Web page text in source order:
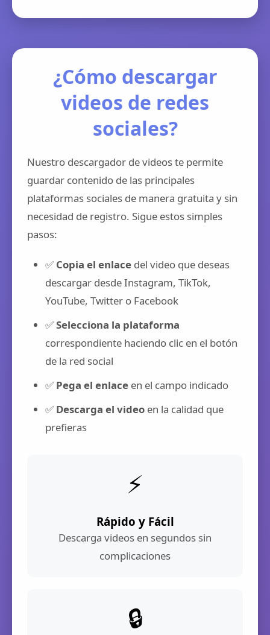
¿Cómo descargar
videos de redes
sociales?
Nuestro descargador de videos te permite
guardar contenido de las principales
plataformas sociales de manera gratuita y sin
necesidad de registro. Sigue estos simples
pasos:
✅ Copia el enlace del video que deseas
descargar desde Instagram, TikTok,
YouTube, Twitter o Facebook
✅Selecciona la plataforma
correspondiente haciendo clic en el botón
de la red social
✅ Pega el enlace en el campo indicado
✅ Descarga el video en la calidad que
prefieras
⚡
Rápido y Fácil
Descarga videos en segundos sin
complicaciones
🔒